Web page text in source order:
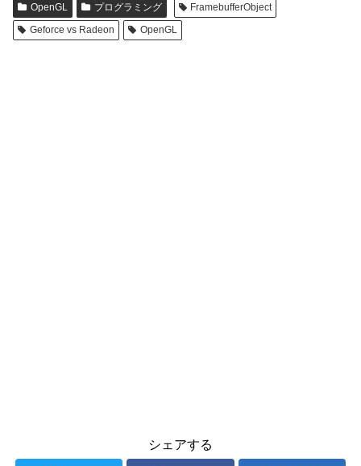
OpenGL プログラミング
FramebufferObject
Geforce vs Radeon
OpenGL
シェアする